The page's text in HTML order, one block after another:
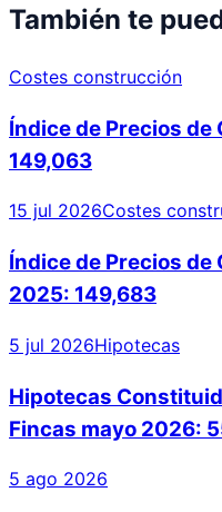
También te
Costes construcción
Índice de Precios
149,063
15 jul 2026Costes
Índice de Precios
2025: 149,683
5 jul 2026Hipotecas
Hipotecas
Fincas mayo 2026:
5 ago 2026